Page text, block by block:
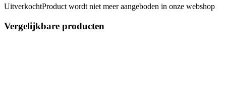
UitverkochtProduct wordt niet meer aangeboden in onze webshop
Vergelijkbare producten